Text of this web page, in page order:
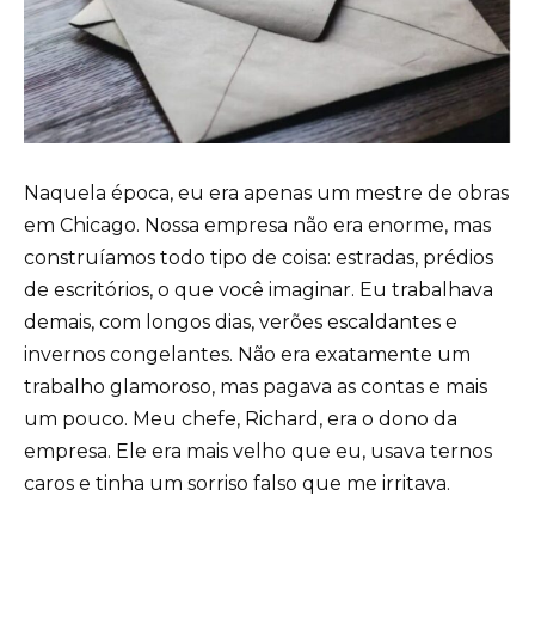
Naquela época, eu era apenas um mestre de obras
em Chicago. Nossa empresa não era enorme, mas
construíamos todo tipo de coisa: estradas, prédios
de escritórios, o que você imaginar. Eu trabalhava
demais, com longos dias, verões escaldantes e
invernos congelantes. Não era exatamente um
trabalho glamoroso, mas pagava as contas e mais
um pouco. Meu chefe, Richard, era o dono da
empresa. Ele era mais velho que eu, usava ternos
caros e tinha um sorriso falso que me irritava.